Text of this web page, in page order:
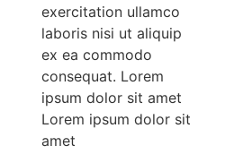
exercitation ullamco
laboris nisi ut aliquip
ex ea commodo
consequat. Lorem
ipsum dolor sit amet
Lorem ipsum dolor sit
amet